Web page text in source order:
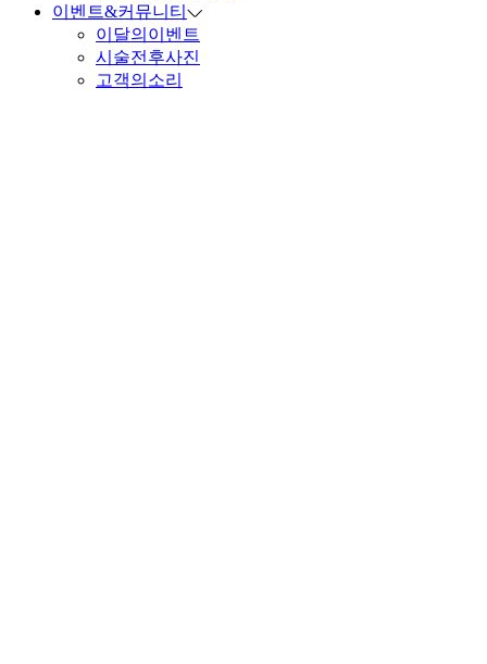
이벤트&커뮤니티
이달의이벤트
시술전후사진
고객의소리